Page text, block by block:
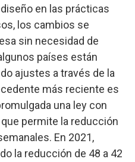
en las prácticas
los cambios se
sin necesidad de
países están
ajustes a través de la
más reciente es
una ley con
permite la reducción
En 2021,
la reducción de 48 a 42